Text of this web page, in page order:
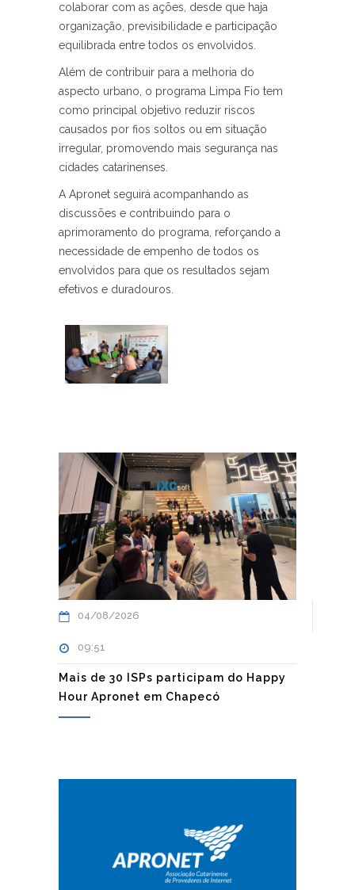
colaborar com as ações, desde que haja
organização, previsibilidade e participação
equilibrada entre todos os envolvidos.
Além de contribuir para a melhoria do
aspecto urbano, o programa Limpa Fio tem
como principal objetivo reduzir riscos
causados por fios soltos ou em situação
irregular, promovendo mais segurança nas
cidades catarinenses.
A Apronet seguirá acompanhando as
discussões e contribuindo para o
aprimoramento do programa, reforçando a
necessidade de empenho de todos os
envolvidos para que os resultados sejam
efetivos e duradouros.
04/08/2026
09:51
Mais de 30 ISPs participam do Happy
Hour Apronet em Chapecó